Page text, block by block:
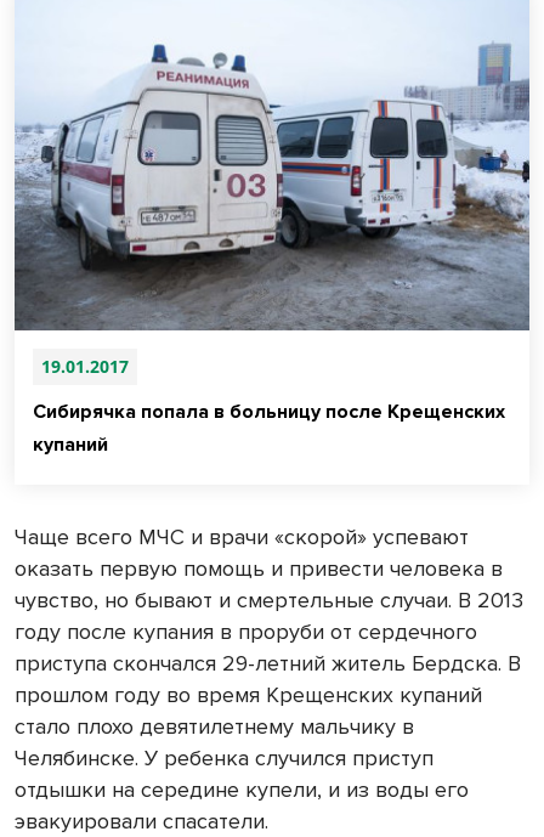
19.01.2017
Сибирячка попала в больницу после Крещенских
купаний
Чаще всего МЧС и врачи «скорой» успевают
оказать первую помощь и привести человека в
чувство, но бывают и смертельные случаи. В 2013
году после купания в проруби от сердечного
приступа скончался 29-летний житель Бердска. В
прошлом году во время Крещенских купаний
стало плохо девятилетнему мальчику в
Челябинске. У ребенка случился приступ
отдышки на середине купели, и из воды его
эвакуировали спасатели.